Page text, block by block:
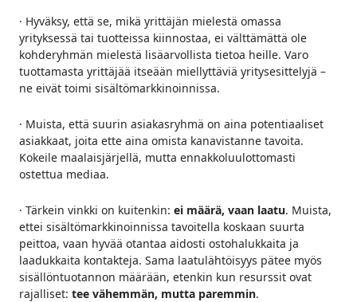
· Hyväksy, että se, mikä yrittäjän mielestä omassa
yrityksessä tai tuotteissa kiinnostaa, ei välttämättä ole
kohderyhmän mielestä lisäarvollista tietoa heille. Varo
tuottamasta yrittäjää itseään miellyttäviä yritysesittelyjä –
ne eivät toimi sisältömarkkinoinnissa.
· Muista, että suurin asiakasryhmä on aina potentiaaliset
asiakkaat, joita ette aina omista kanavistanne tavoita.
Kokeile maalaisjärjellä, mutta ennakkoluulottomasti
ostettua mediaa.
· Tärkein vinkki on kuitenkin: ei määrä, vaan laatu. Muista,
ettei sisältömarkkinoinnissa tavoitella koskaan suurta
peittoa, vaan hyvää otantaa aidosti ostohalukkaita ja
laadukkaita kontakteja. Sama laatulähtöisyys pätee myös
sisällöntuotannon määrään, etenkin kun resurssit ovat
rajalliset: tee vähemmän, mutta paremmin.